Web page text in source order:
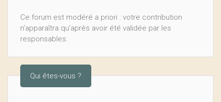
Ce forum est modéré a priori : votre contribution
n’apparaîtra qu’après avoir été validée par les
responsables.
Qui êtes-vous ?